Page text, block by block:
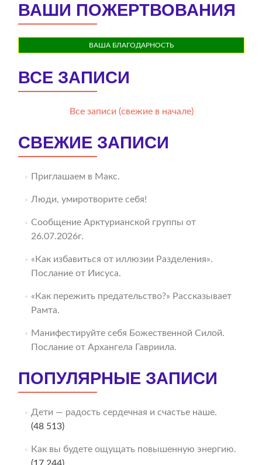
ВАШИ ПОЖЕРТВОВАНИЯ
ВАША БЛАГОДАРНОСТЬ
ВСЕ ЗАПИСИ
Все записи (свежие в начале)
СВЕЖИЕ ЗАПИСИ
Приглашаем в Макс.
Люди, умиротворите себя!
Сообщение Арктурианской группы от
26.07.2026г.
«Как избавиться от иллюзии Разделения».
Послание от Иисуса.
«Как пережить предательство?» Рассказывает
Рамта.
Манифестируйте себя Божественной Силой.
Послание от Архангела Гавриила.
ПОПУЛЯРНЫЕ ЗАПИСИ
Дети — радость сердечная и счастье наше.
(48 513)
Как вы будете ощущать повышенную энергию.